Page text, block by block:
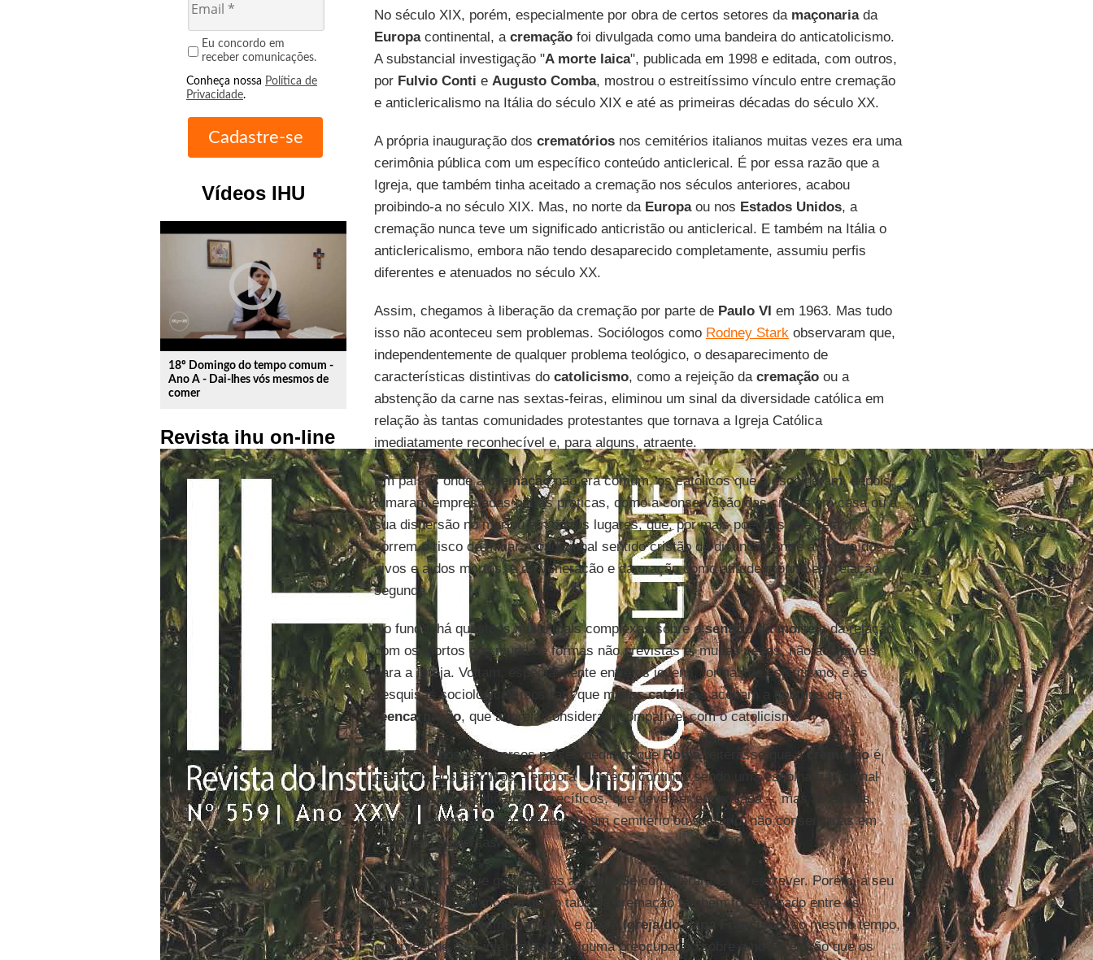
Eu concordo em
receber comunicações.
Conheça nossa Política de
Privacidade.
Vídeos IHU
play_circle_outline
18º Domingo do tempo comum -
Ano A - Dai-lhes vós mesmos de
comer
Revista ihu on-line
No século XIX, porém, especialmente por obra de certos setores da maçonariada
Europacontinental, a cremaçãofoi divulgada como uma bandeira do anticatolicismo.
A substancial investigação "A morte laica", publicada em 1998 e editada, com outros,
por Fulvio Conti e Augusto Comba, mostrou o estreitíssimo vínculo entre cremação
e anticlericalismo na Itália do século XIX e até as primeiras décadas do século XX.
A própria inauguração dos crematóriosnos cemitérios italianos muitas vezes era uma
cerimônia pública com um específico conteúdo anticlerical. É por essa razão que a
Igreja, que também tinha aceitado a cremação nos séculos anteriores, acabou
proibindo-a no século XIX. Mas, no norte da Europaou nos Estados Unidos, a
cremação nunca teve um significado anticristão ou anticlerical. E também na Itália o
anticlericalismo, embora não tendo desaparecido completamente, assumiu perfis
diferentes e atenuados no século XX.
Assim, chegamos à liberação da cremação por parte dePaulo VI em 1963. Mas tudo
isso não aconteceu sem problemas. Sociólogos como Rodney Starkobservaram que,
independentemente de qualquer problema teológico, o desaparecimento de
características distintivas do catolicismo, como a rejeição da cremaçãoou a
abstenção da carne nas sextas-feiras, eliminou um sinal da diversidade católica em
relação às tantas comunidades protestantes que tornava a Igreja Católica
imediatamente reconhecível e, para alguns, atraente.
Em países onde acremaçãonão era comum, os católicos que a escolheram, depois,
tomaram emprestadas outras práticas, como a conservação das cinzas em casa ou a
sua dispersão no mar ou em outros lugares, que, por mais poéticas que sejam,
correm o risco de minar o tradicional sentido cristão da distinção entre a esfera dos
vivos e a dos mortos, e da veneração e da oração como atitude própria em relação à
segunda.
No fundo, há questões muito mais complexas sobre osentido da mortee da relação
com os mortos que muda de formas não previstas e, muitas vezes, não aceitáveis
para a Igreja. Voltam, especialmente entre os jovens, formas de espiritismo, e as
pesquisas sociológicas mostram que muitoscatólicosaceitam a doutrina da
reencarnação, que a Igreja considera incompatível com o catolicismo.
Assim, bispos de diversos países pediram queRomareiterasse que acremaçãoé
permitida aos católicos – embora o enterro continue sendo uma escolha tradicional
carregada de significados específicos, que deve ser encorajada –, mas as cinzas,
depois, devem ser depositadas em um cemitério ou sacrário, não conservadas em
casa nem dispersas.
Veremos em breve que normas aSanta Séconsiderará em prescrever. Porém, a seu
modo, o episódio mostra que o tabu da cremação também foi superado entre os
católicos e até mesmo naItália, e que a Igreja do Papa Francisco, ao mesmo tempo,
compreende e se interroga com alguma preocupação sobre a nova relação que os